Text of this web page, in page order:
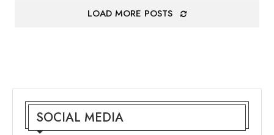
LOAD MORE POSTS
SOCIAL MEDIA